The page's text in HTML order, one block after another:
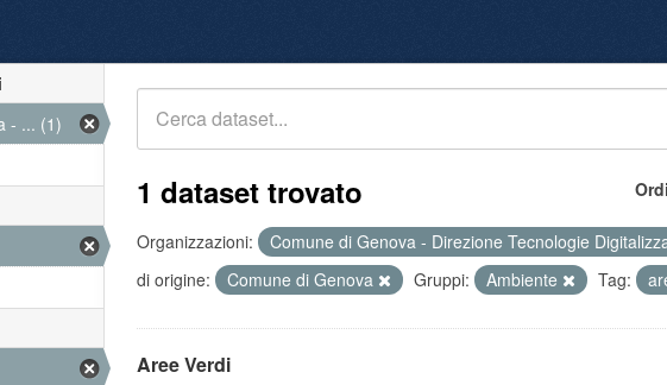
1 dataset trovato
Organizzazioni: Comune di Genova - Direzione Tecnologie
di origine:
Comune di Genova Gruppi: Ambiente Tag:
Aree Verdi
- ... (1)